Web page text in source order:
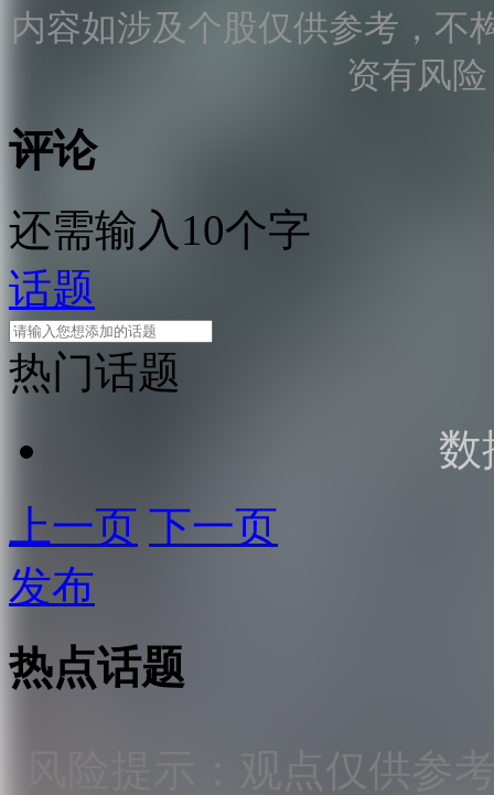
内容如涉及个股仅供参考，不
资有风
评论
还需输入10个字
话题
热门话题
数
上一页 下一页
发布
热点话题
风险提示：观点仅供参